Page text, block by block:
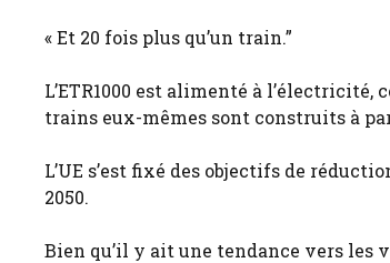
« Et 20 fois plus qu’un train.”
L’ETR1000 est alimenté à
trains eux-mêmes sont construits à
L’UE s’est fixé des objectifs de
2050.
Bien qu’il y ait une tendance vers les